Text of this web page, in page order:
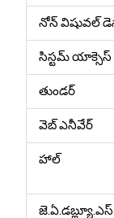
నోన్ విషువల్
సిస్టమ్ యాక్సెస్
తుండర్
వెబ్ ఎనీవేర్
హాల్
జె.ఏ.డబ్ల్యూ.ఎస్